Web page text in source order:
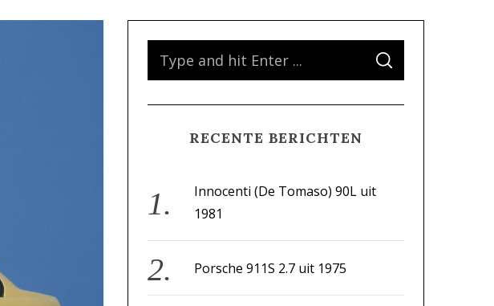
o
S
A
C
RECENTE BERICHTEN
Innocenti (De Tomaso) 90L uit
1981
Porsche 911S 2.7 uit 1975